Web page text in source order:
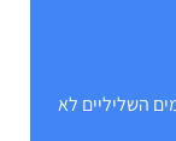
השליליים לא